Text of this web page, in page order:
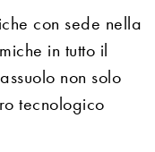
con sede nella
in tutto il
non solo
tecnologico